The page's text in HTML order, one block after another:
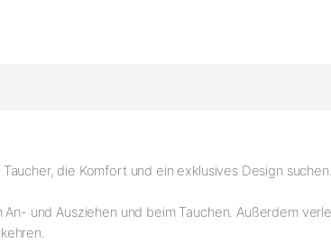
die Komfort und ein exklusives Design suchen.
und Ausziehen und beim Tauchen. Außerdem